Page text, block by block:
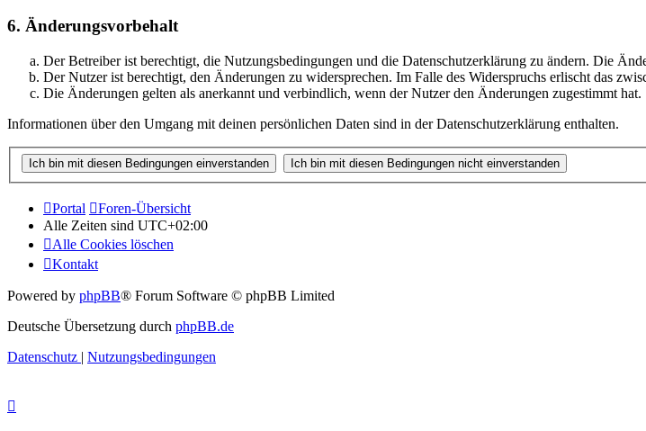
6. Änderungsvorbehalt
Der Betreiber ist berechtigt, die Nutzungsbedingungen und die Datenschutzerklärung zu ändern. Die
Der Nutzer ist berechtigt, den Änderungen zu widersprechen. Im Falle des Widerspruchs erlischt das
Die Änderungen gelten als anerkannt und verbindlich, wenn der Nutzer den Änderungen zugestimmt hat.
Informationen über den Umgang mit deinen persönlichen Daten sind in der Datenschutzerklärung enthalten.
Portal
Foren-Übersicht
Alle Zeiten sind UTC+02:00
Alle Cookies löschen
Kontakt
Powered by phpBB® Forum Software © phpBB Limited
Deutsche Übersetzung durch phpBB.de
Datenschutz | Nutzungsbedingungen